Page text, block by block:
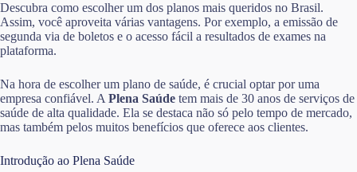
Descubra como escolher um dos planos mais queridos no Brasil.
Assim, você aproveita várias vantagens. Por exemplo, a emissão de
segunda via de boletos e o acesso fácil a resultados de exames na
plataforma.
Na hora de escolher um plano de saúde, é crucial optar por uma
empresa confiável. A Plena Saúde tem mais de 30 anos de serviços de
saúde de alta qualidade. Ela se destaca não só pelo tempo de mercado,
mas também pelos muitos benefícios que oferece aos clientes.
Introdução ao Plena Saúde